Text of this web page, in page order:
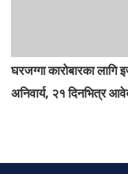
घरजग्गा कारोबारका लागि
अनिवार्य, २१ दिनभित्र